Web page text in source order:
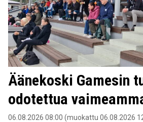
Äänekoski Gamesin
odotettua
06.08.2026 08:00 (muokattu 06.08.2026